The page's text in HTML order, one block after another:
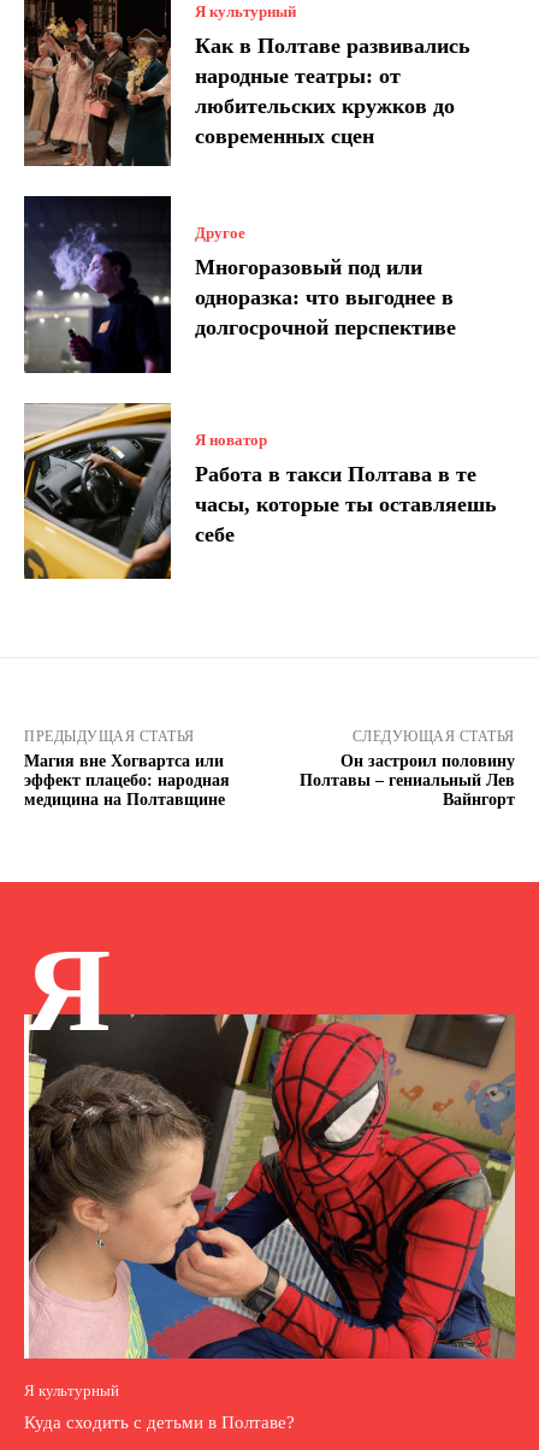
Я культурный
Как в Полтаве развивались
народные театры: от
любительских кружков до
современных сцен
Другое
Многоразовый под или
одноразка: что выгоднее в
долгосрочной перспективе
Я новатор
Работа в такси Полтава в те
часы, которые ты оставляешь
себе
ПРЕДЫДУЩАЯ СТАТЬЯ
Магия вне Хогвартса или
эффект плацебо: народная
медицина на Полтавщине
СЛЕДУЮЩАЯ СТАТЬЯ
Он застроил половину
Полтавы – гениальный Лев
Вайнгорт
Я
Я культурный
Куда сходить с детьми в Полтаве?